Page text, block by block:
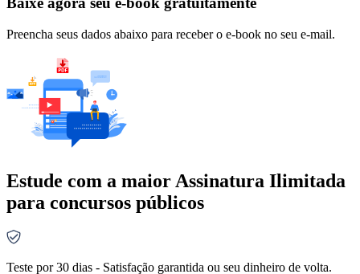
Preencha seus dados abaixo para receber o e-book no seu e-mail.
Estude com a maior Assinatura Ilimitada
para concursos públicos
Teste por 30 dias - Satisfação garantida ou seu dinheiro de volta.